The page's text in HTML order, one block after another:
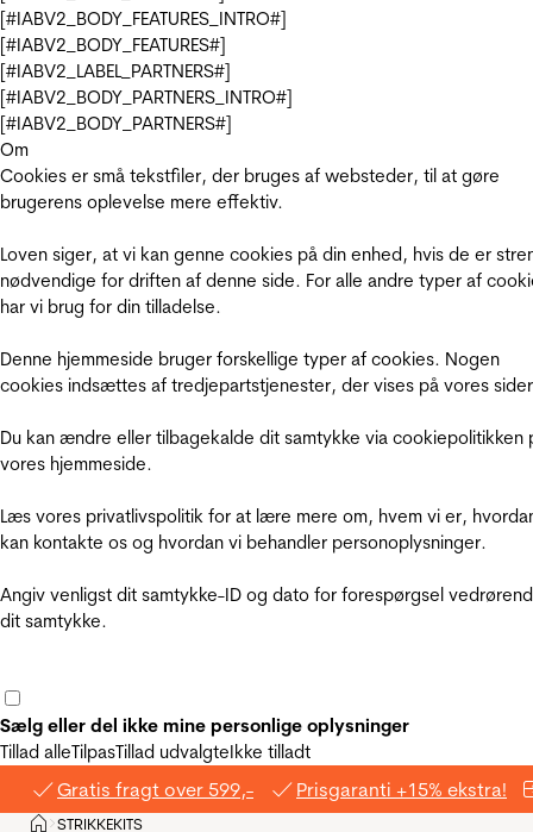
[#IABV2_BODY_FEATURES_INTRO#]
[#IABV2_BODY_FEATURES#]
[#IABV2_LABEL_PARTNERS#]
[#IABV2_BODY_PARTNERS_INTRO#]
[#IABV2_BODY_PARTNERS#]
Om
Cookies er små tekstfiler, der bruges af websteder, til at gøre
brugerens oplevelse mere effektiv.
Loven siger, at vi kan genne cookies på din enhed, hvis de er
nødvendige for driften af denne side. For alle andre typer af
har vi brug for din tilladelse.
Denne hjemmeside bruger forskellige typer af cookies. Nogen
cookies indsættes af tredjepartstjenester, der vises på vores
Du kan ændre eller tilbagekalde dit samtykke via cookiepolitikken
vores hjemmeside.
Læs vores privatlivspolitik for at lære mere om, hvem vi er,
kan kontakte os og hvordan vi behandler personoplysninger.
Angiv venligst dit samtykke-ID og dato for forespørgsel
dit samtykke.
Sælg eller del ikke mine personlige oplysninger
Tillad alleTilpasTillad udvalgteIkke tilladt
Gratis fragt over 599,- Prisgaranti +15% ekstra!
Hjem
>STRIKKEKITS